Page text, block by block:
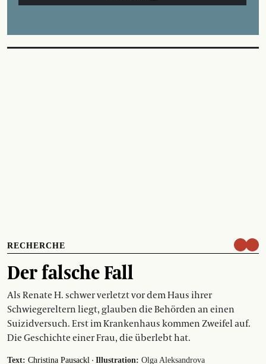
RECHERCHE
Der falsche Fall
Als Renate H. schwer verletzt vor dem Haus ihrer
Schwiegereltern liegt, glauben die Behörden an einen
Suizidversuch. Erst im Krankenhaus kommen Zweifel auf.
Die Geschichte einer Frau, die überlebt hat.
Text: Christina Pausackl · Illustration: Olga Aleksandrova